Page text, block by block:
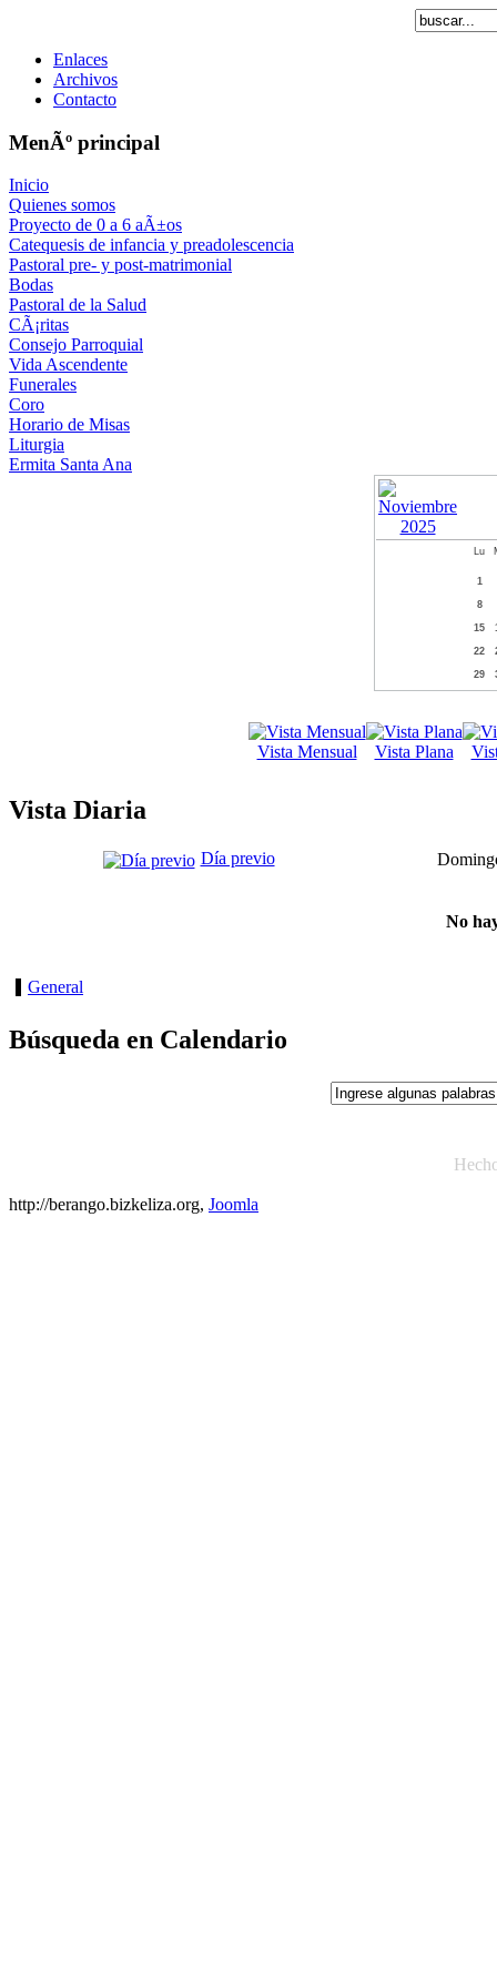
Enlaces
Archivos
Contacto
MenÃº principal
Inicio
Quienes somos
Proyecto de 0 a 6 aÃ±os
Catequesis de infancia y preadolescencia
Pastoral pre- y post-matrimonial
Bodas
Pastoral de la Salud
CÃ¡ritas
Consejo Parroquial
Vida Ascendente
Funerales
Coro
Horario de Misas
Liturgia
Ermita Santa Ana
Lu
1
8
15
22
29
Vista Mensual Vista Plana
Vista Diaria
Día previo
No
General
Búsqueda en Calendario
http://berango.bizkeliza.org, Joomla